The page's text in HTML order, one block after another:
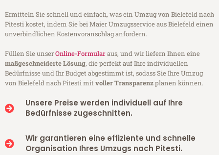
Ermitteln Sie schnell und einfach, was ein Umzug von Bielefeld nach
Pitesti kostet, indem Sie bei Maier Umzugsservice aus Bielefeld einen
unverbindlichen Kostenvoranschlag anfordern.
Füllen Sie unserOnline-Formularaus, und wir liefern Ihnen eine
maßgeschneiderte Lösung, die perfekt auf Ihre individuellen
Bedürfnisse und Ihr Budget abgestimmt ist, sodass Sie Ihre Umzug
von Bielefeld nach Pitesti mitvoller Transparenzplanen können.
Unsere Preise werden individuell auf Ihre
Bedürfnisse zugeschnitten.
Wir garantieren eine effiziente und schnelle
Organisation Ihres Umzugs nach Pitesti.